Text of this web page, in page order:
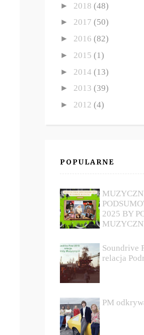
► 2018(48)
► 2017(50)
► 2016(82)
► 2015(1)
► 2014(13)
► 2013(39)
► 2012(4)
POPULARNE
2025 BY
Soundrive
relacja
PM